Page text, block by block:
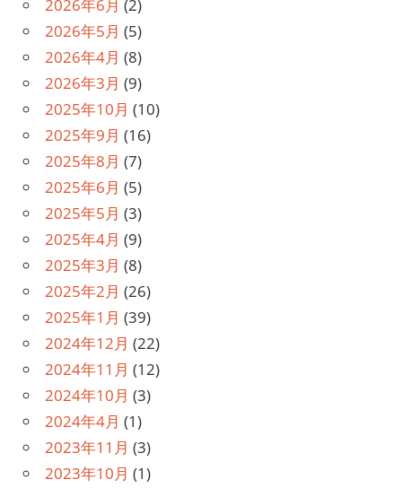
2026年6月 (2)
2026年5月 (5)
2026年4月 (8)
2026年3月 (9)
2025年10月 (10)
2025年9月 (16)
2025年8月 (7)
2025年6月 (5)
2025年5月 (3)
2025年4月 (9)
2025年3月 (8)
2025年2月 (26)
2025年1月 (39)
2024年12月 (22)
2024年11月 (12)
2024年10月 (3)
2024年4月 (1)
2023年11月 (3)
2023年10月 (1)